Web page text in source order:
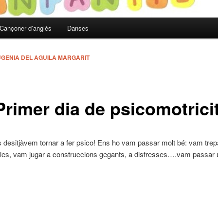
Cançoner d’anglès Danses
dia de
DEL AGUILA MARGARIT
desitjàvem tornar a fer psico! Ens ho vam passar molt bé: vam
vam jugar a construccions gegants, a disfresses….vam passar